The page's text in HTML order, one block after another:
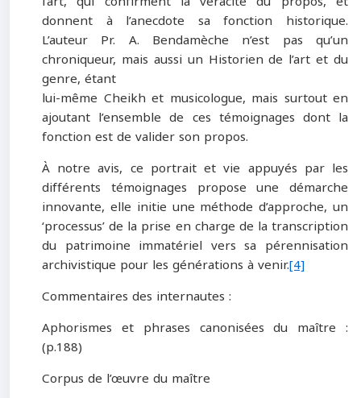
donnent à l’anecdote sa fonction historique.
L’auteur Pr. A. Bendamèche n’est pas qu’un
chroniqueur, mais aussi un Historien de l’art et du
genre, étant
lui-même Cheikh et musicologue, mais surtout en
ajoutant l’ensemble de ces témoignages dont la
fonction est de valider son propos.
À notre avis, ce portrait et vie appuyés par les
différents témoignages propose une démarche
innovante, elle initie une méthode d’approche, un
‘processus’ de la prise en charge de la transcription
du patrimoine immatériel vers sa pérennisation
archivistique pour les générations à venir.[4]
Commentaires des internautes :
Aphorismes et phrases canonisées du maître :
(p.188)
Corpus de l’œuvre du maître